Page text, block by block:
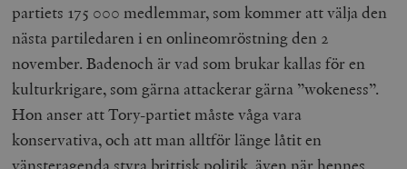
partiets 175 000 medlemmar, som kommer att välja den
nästa partiledaren i en onlineomröstning den 2
november. Badenoch är vad som brukar kallas för en
kulturkrigare, som gärna attackerar gärna ”wokeness”.
Hon anser att Tory-partiet måste våga vara
konservativa, och att man alltför länge låtit en
vänsteragenda styra brittisk politik, även när hennes